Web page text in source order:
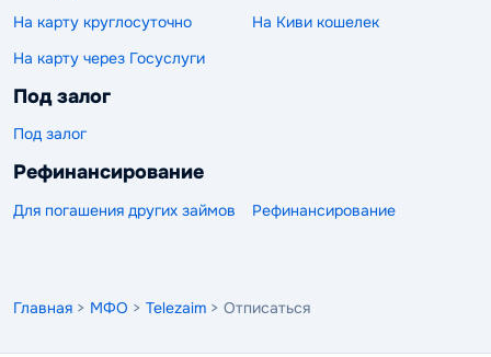
На карту круглосуточно
На Киви кошелек
На карту через Госуслуги
Под залог
Под залог
Рефинансирование
Для погашения других займов Рефинансирование
Главная > МФО > Telezaim > Отписаться